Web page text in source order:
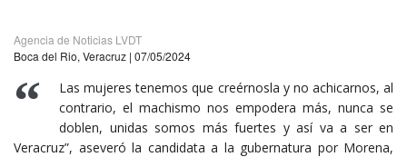
Agencia de Noticias LVDT
Boca del Rio, Veracruz | 07/05/2024
“
Las mujeres tenemos que creérnosla y no achicarnos, al
contrario, el machismo nos empodera más, nunca se
doblen, unidas somos más fuertes y así va a ser en
Veracruz”, aseveró la candidata a la gubernatura por Morena,